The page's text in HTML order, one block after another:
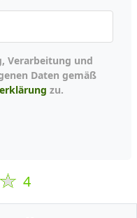
Daten gemäß
zu.
4